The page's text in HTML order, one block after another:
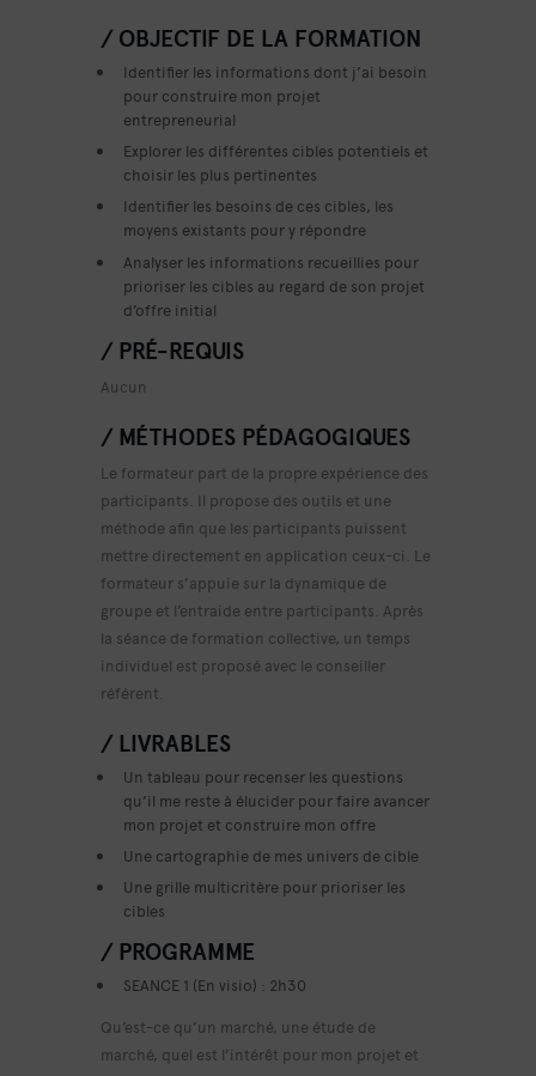
/ OBJECTIF DE LA FORMATION
Identifier les informations dont j’ai besoin
pour construire mon projet
entrepreneurial
Explorer les différentes cibles potentiels et
choisir les plus pertinentes
Identifier les besoins de ces cibles, les
moyens existants pour y répondre
Analyser les informations recueillies pour
prioriser les cibles au regard de son projet
d’offre initial
/ PRÉ-REQUIS
Aucun
/ MÉTHODES PÉDAGOGIQUES
Le formateur part de la propre expérience des
participants. Il propose des outils et une
méthode afin que les participants puissent
mettre directement en application ceux-ci. Le
formateur s’appuie sur la dynamique de
groupe et l’entraide entre participants. Après
la séance de formation collective, un temps
individuel est proposé avec le conseiller
référent.
/ LIVRABLES
Un tableau pour recenser les questions
qu’il me reste à élucider pour faire avancer
mon projet et construire mon offre
Une cartographie de mes univers de cible
Une grille multicritère pour prioriser les
cibles
/ PROGRAMME
SEANCE 1 (En visio) : 2h30
Qu’est-ce qu’un marché, une étude de
marché, quel est l’intérêt pour mon projet et